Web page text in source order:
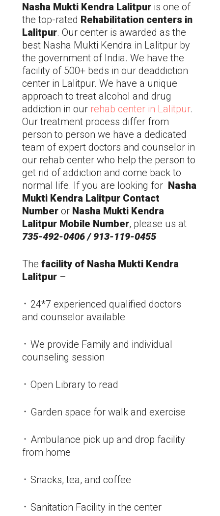
Nasha Mukti Kendra Lalitpur is one of
the top-rated Rehabilitation centers in
Lalitpur. Our center is awarded as the
best Nasha Mukti Kendra in Lalitpur by
the government of India. We have the
facility of 500+ beds in our deaddiction
center in Lalitpur. We have a unique
approach to treat alcohol and drug
addiction in our rehab center in Lalitpur.
Our treatment process differ from
person to person we have a dedicated
team of expert doctors and counselor in
our rehab center who help the person to
get rid of addiction and come back to
normal life. If you are looking for Nasha
Mukti Kendra Lalitpur Contact
Number or Nasha Mukti Kendra
Lalitpur Mobile Number, please us at
735-492-0406 / 913-119-0455
The facility of Nasha Mukti Kendra
Lalitpur –
᛫ 24*7 experienced qualified doctors
and counselor available
᛫ We provide Family and individual
counseling session
᛫ Open Library to read
᛫ Garden space for walk and exercise
᛫ Ambulance pick up and drop facility
from home
᛫ Snacks, tea, and coffee
᛫ Sanitation Facility in the center